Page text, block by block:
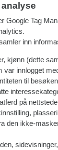
Google Tag
inn
kjønn (dette
var innlogget
til
på
den ikke-